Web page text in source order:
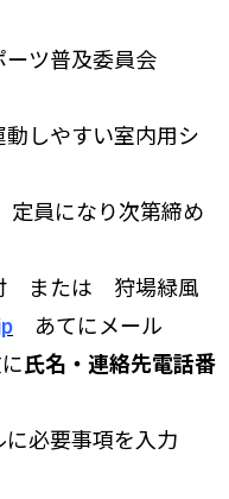
ツ普及委員会
しやすい室内用シ
員になり次第締め
または 狩場緑風
あてにメール
氏名・連絡先電話番
必要事項を入力